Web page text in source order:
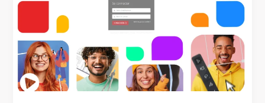
portail
intranet
des
agents